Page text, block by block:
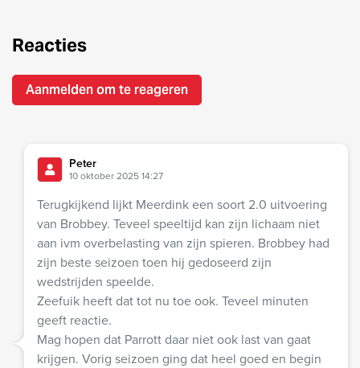
Reacties
Aanmelden om te reageren
Peter
10 oktober 2025 14:27
Terugkijkend lijkt Meerdink een soort 2.0 uitvoering
van Brobbey. Teveel speeltijd kan zijn lichaam niet
aan ivm overbelasting van zijn spieren. Brobbey had
zijn beste seizoen toen hij gedoseerd zijn
wedstrijden speelde.
Zeefuik heeft dat tot nu toe ook. Teveel minuten
geeft reactie.
Mag hopen dat Parrott daar niet ook last van gaat
krijgen. Vorig seizoen ging dat heel goed en begin